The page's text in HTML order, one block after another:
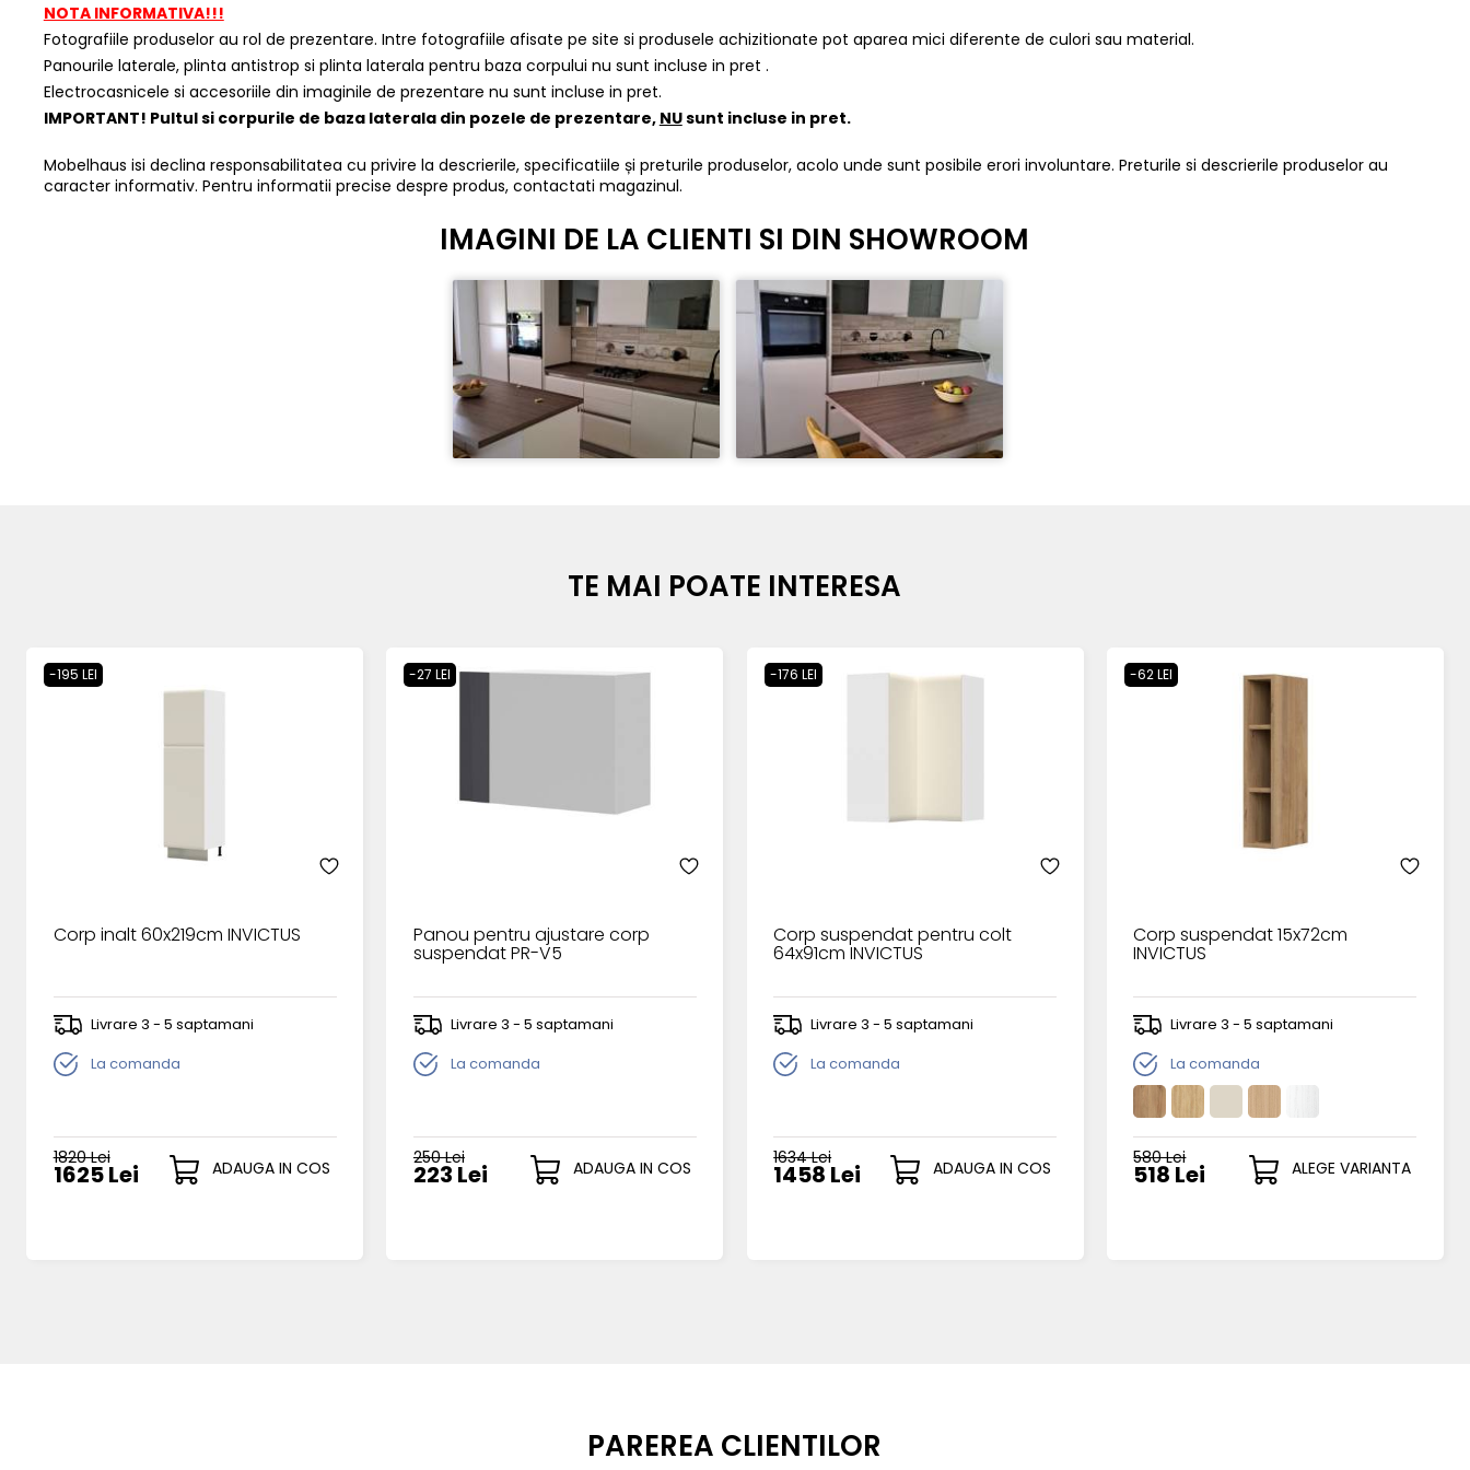
NOTA INFORMATIVA!!!
Fotografiile produselor au rol de prezentare. Intre fotografiile afisate pe site si produsele achizitionate pot aparea mici diferente de culori sau material.
Panourile laterale, plinta antistrop si plinta laterala pentru baza corpului nu sunt incluse in pret .
Electrocasnicele si accesoriile din imaginile de prezentare nu sunt incluse in pret.
IMPORTANT! Pultul si corpurile de baza laterala din pozele de prezentare, NUsunt incluse in pret.
Mobelhaus isi declina responsabilitatea cu privire la descrierile, specificatiile și preturile produselor, acolo unde sunt posibile erori involuntare. Preturile si descrierile produselor au
caracter informativ. Pentru informatii precise despre produs, contactati magazinul.
IMAGINI DE LA CLIENTI SI DIN SHOWROOM
TE MAI POATE INTERESA
-195 LEI
Corp inalt 60x219cm INVICTUS
Livrare 3 - 5 saptamani
La comanda
1820 Lei
1625 Lei ADAUGA IN COS
-27 LEI
Panou pentru ajustare corp
suspendat PR-V5
Livrare 3 - 5 saptamani
La comanda
250 Lei
223 Lei ADAUGA IN COS
-176 LEI
Corp suspendat pentru colt
64x91cm INVICTUS
Livrare 3 - 5 saptamani
La comanda
1634 Lei
1458 Lei ADAUGA IN COS
-62 LEI
Corp suspendat 15x72cm
INVICTUS
Livrare 3 - 5 saptamani
La comanda
580 Lei
518 Lei ALEGE VARIANTA
PAREREA CLIENTILOR